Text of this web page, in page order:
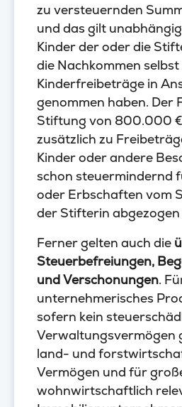
zu versteuernden
und das gilt
Kinder der oder die
die Nachkommen selbst
Kinderfreibeträge in
genommen haben. Der
Stiftung von 800.000
zusätzlich zu
Kinder oder andere
schon steuermindernd
oder Erbschaften vom
der Stifterin abgezogen
Ferner gelten auch die
Steuerbefreiungen,
und Verschonungen.
unternehmerisches
sofern kein
Verwaltungsvermögen
land- und
Vermögen und für
wohnwirtschaftlich